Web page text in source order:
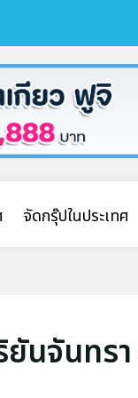
จัดกรุ๊ปในประเทศ
ยันจันทร